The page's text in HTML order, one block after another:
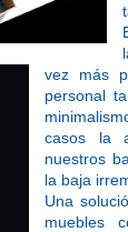
vez más
personal
casos la
nuestros
la baja
Una
muebles